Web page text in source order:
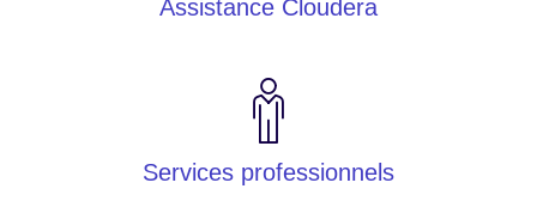
Assistance Cloudera
Services professionnels